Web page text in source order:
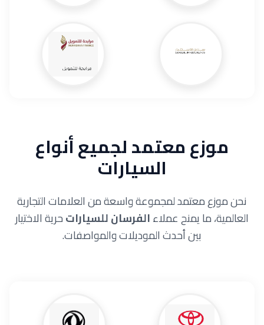
موزع معتمد لجميع أنواع
السيارات
نحن موزع معتمد لمجموعة واسعة من العلامات التجارية
العالمية، ما يمنح عملاءالفرسان للسياراتحرية الاختيار
بين أحدث الموديلات والمواصفات.